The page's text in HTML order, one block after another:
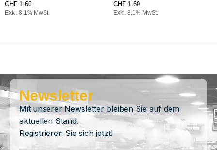
CHF 1.60
Exkl. 8,1% MwSt.
CHF 1.60
Exkl. 8,1% MwSt.
Newsletter
Mit unserer Newsletter bleiben Sie auf dem
aktuellen Stand.
Registrieren Sie sich jetzt!